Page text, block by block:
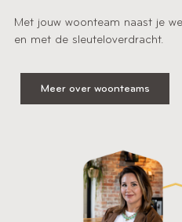
Met jouw woonteam naast je
en met de sleuteloverdracht.
Meer over woonteams